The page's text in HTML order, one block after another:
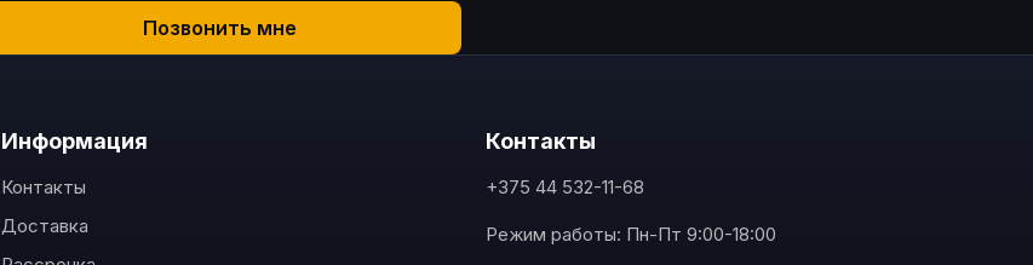
Позвонить мне
Информация
Контакты
Доставка
Контакты
+375 44 532-11-68
Режим работы: Пн-Пт 9:00-18:00